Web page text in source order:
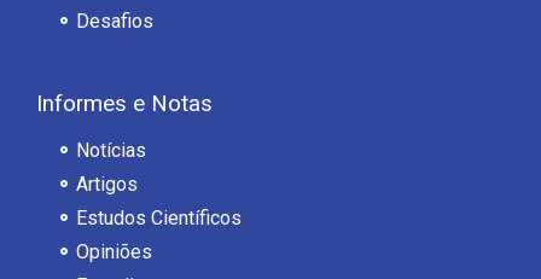
Desafios
Informes e Notas
Notícias
Artigos
Estudos Científicos
Opiniões